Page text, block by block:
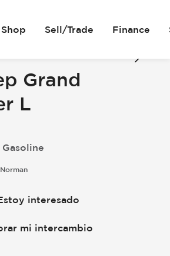
Shop Sell/Trade Finance
Grand
L
Gasoline
interesado
mi intercambio